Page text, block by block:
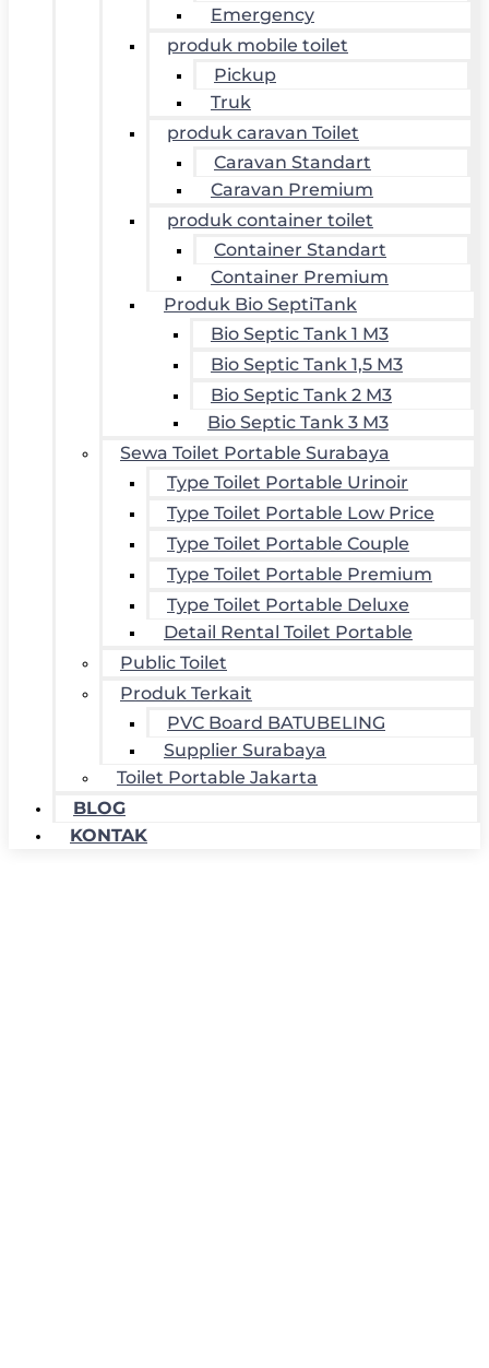
Emergency
produk mobile toilet
Pickup
Truk
produk caravan Toilet
Caravan Standart
Caravan Premium
produk container toilet
Container Standart
Container Premium
Produk Bio SeptiTank
Bio Septic Tank 1 M3
Bio Septic Tank 1,5 M3
Bio Septic Tank 2 M3
Bio Septic Tank 3 M3
Sewa Toilet Portable Surabaya
Type Toilet Portable Urinoir
Type Toilet Portable Low Price
Type Toilet Portable Couple
Type Toilet Portable Premium
Type Toilet Portable Deluxe
Detail Rental Toilet Portable
Public Toilet
Produk Terkait
PVC Board BATUBELING
Supplier Surabaya
Toilet Portable Jakarta
BLOG
KONTAK